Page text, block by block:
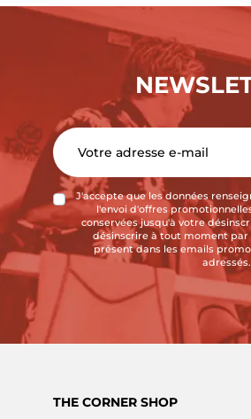
J'accepte que les données
l'envoi d'offres
conservées jusqu'à votre
désinscrire à tout moment
présent dans les emails
adressés.
THE CORNER SHOP